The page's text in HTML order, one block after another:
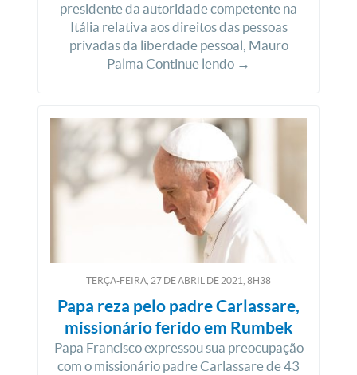
presidente da autoridade competente na
Itália relativa aos direitos das pessoas
privadas da liberdade pessoal, Mauro
Palma Continue lendo →
TERÇA-FEIRA, 27 DEABRIL DE 2021, 8H38
Papa reza pelo padre Carlassare,
missionário ferido em Rumbek
Papa Francisco expressou sua preocupação
com o missionário padre Carlassare de 43